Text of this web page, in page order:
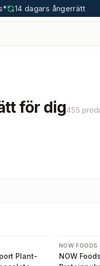
14 dagars ångerrätt
för dig455
Plant-
NOW FOODS
NOW